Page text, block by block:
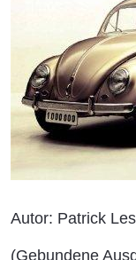
Autor: Patrick
(Gebundene